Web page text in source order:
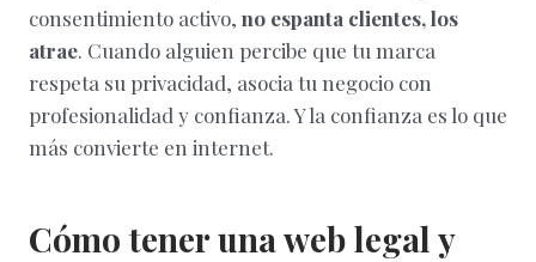
consentimiento activo, no espanta clientes, los
atrae. Cuando alguien percibe que tu marca
respeta su privacidad, asocia tu negocio con
profesionalidad y confianza. Y la confianza es lo que
más convierte en internet.
Cómo tener una web legal y